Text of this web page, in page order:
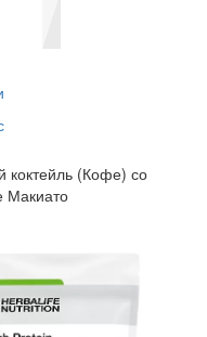
коктейль (Кофе) со
Макиато